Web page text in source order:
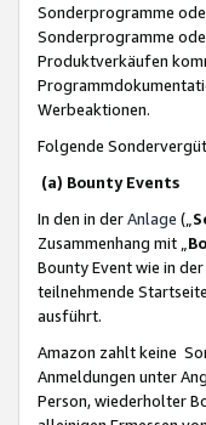
Sonderprogramme
Sonderprogramme
Produktverkäufen
Werbeaktionen.
Folgende
(a) Bounty Events
In den in derAnlage („
Zusammenhang mit „
Bounty Event wie in
teilnehmende
ausführt.
Amazon zahlt keine
Anmeldungen unter
Person, wiederholter